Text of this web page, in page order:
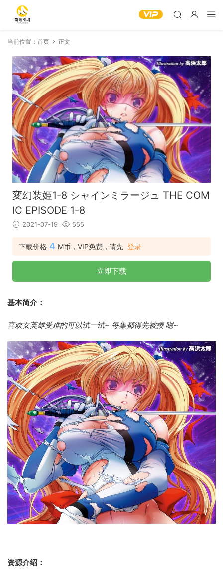
当前位置： 首页 正文
変幻装姫1-8 シャインミラージュ THE COM
IC EPISODE 1-8
2021-07-19 555
下载价格 4 M币，VIP免费，请先 登录
立即下载
基本简介：
喜欢女英雄受难的可以试一试~ 每集都得先被揍 嗯~
资源介绍：